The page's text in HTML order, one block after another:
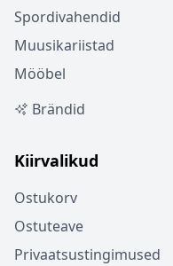
Spordivahendid
Muusikariistad
Mööbel
Brändid
Kiirvalikud
Ostukorv
Ostuteave
Privaatsustingimused